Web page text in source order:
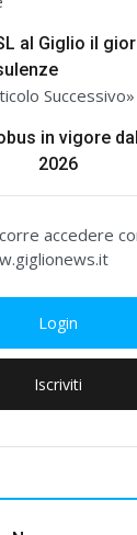
al Giglio il
Successivo»
in vigore
2026
accedere
Login
Iscriviti